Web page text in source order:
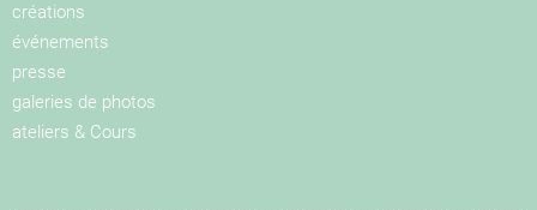
créations
événements
presse
galeries de photos
ateliers & Cours